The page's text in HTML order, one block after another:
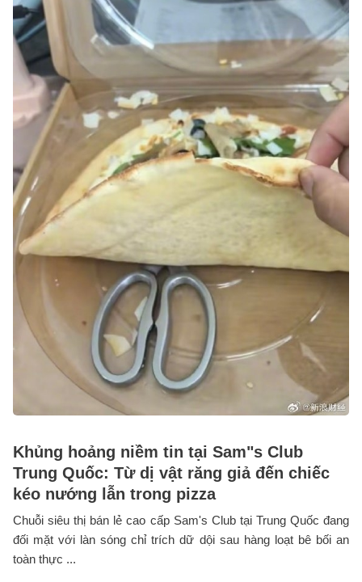
Khủng hoảng niềm tin tại Sam"s Club
Trung Quốc: Từ dị vật răng giả đến chiếc
kéo nướng lẫn trong pizza
Chuỗi siêu thị bán lẻ cao cấp Sam's Club tại Trung Quốc đang
đối mặt với làn sóng chỉ trích dữ dội sau hàng loạt bê bối an
toàn thực ...